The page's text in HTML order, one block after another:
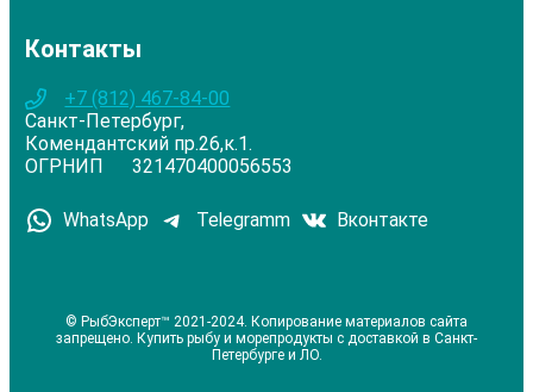
Контакты
+7 (812) 467-84-00
Санкт-Петербург,
Комендантский пр.26,к.1.
ОГРНИП 321470400056553
WhatsApp Telegramm Вконтакте
© РыбЭксперт™ 2021-2024. Копирование материалов сайта
запрещено. Купить рыбу и морепродукты с доставкой в Санкт-
Петербурге и ЛО.